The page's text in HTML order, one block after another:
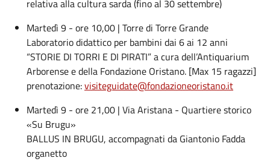
relativa alla cultura sarda (fino al 30 settembre)
Martedì 9 - ore 10,00 | Torre di Torre Grande
Laboratorio didattico per bambini dai 6 ai 12 anni
“STORIE DI TORRI E DI PIRATI” a cura dell’Antiquarium
Arborense e della Fondazione Oristano. [Max 15 ragazzi]
prenotazione:visiteguidate@fondazioneoristano.it
Martedì 9 - ore 21,00 | Via Aristana - Quartiere storico
«Su Brugu»
BALLUS IN BRUGU, accompagnati da Giantonio Fadda
organetto